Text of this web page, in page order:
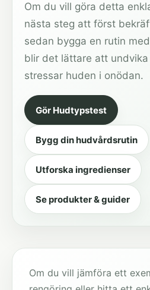
Om du vill göra detta
nästa steg att först
sedan bygga en rutin
blir det lättare att
stressar huden i onödan.
Gör Hudtypstest
Bygg din hudvårdsrutin
Utforska ingredienser
Se produkter & guider
Om du vill jämföra ett